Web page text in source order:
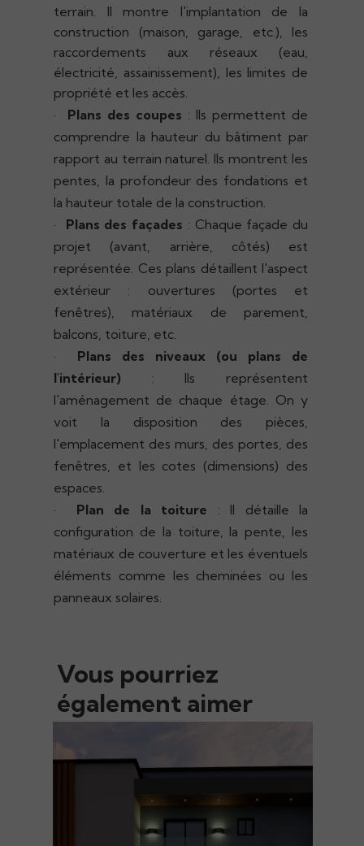
Vous pourriez
également aimer
terrain. Il montre l'implantation de la
construction (maison, garage, etc.), les
raccordements aux réseaux (eau,
électricité, assainissement), les limites de
propriété et les accès.
·
Plans des coupes : Ils permettent de
comprendre la hauteur du bâtiment par
rapport au terrain naturel. Ils montrent les
pentes, la profondeur des fondations et
la hauteur totale de la construction.
·
Plans des façades : Chaque façade du
projet (avant, arrière, côtés) est
représentée. Ces plans détaillent l'aspect
extérieur : ouvertures (portes et
fenêtres), matériaux de parement,
balcons, toiture, etc.
·
Plans des niveaux (ou plans de
l'intérieur) : Ils représentent
l'aménagement de chaque étage. On y
voit la disposition des pièces,
l'emplacement des murs, des portes, des
fenêtres, et les cotes (dimensions) des
espaces.
·
Plan de la toiture : Il détaille la
configuration de la toiture, la pente, les
matériaux de couverture et les éventuels
éléments comme les cheminées ou les
panneaux solaires.